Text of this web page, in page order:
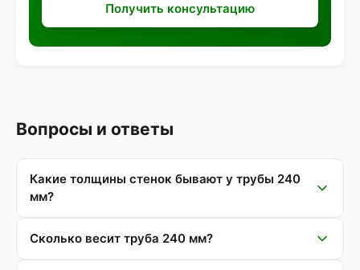
Получить консультацию
Вопросы и ответы
Какие толщины стенок бывают у трубы 240
мм?
Сколько весит труба 240 мм?